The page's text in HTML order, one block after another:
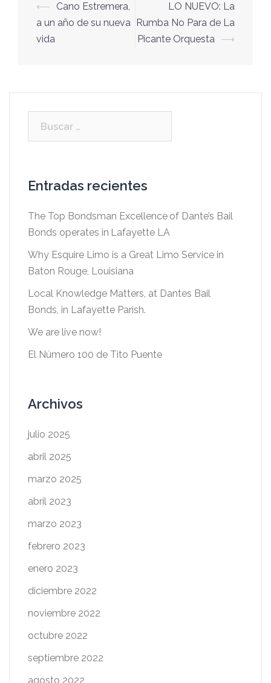
Navegación
de
entradas
⟵
Cano Estremera,
a un año de su nueva
vida
LO NUEVO: La
Rumba No Para de La
Picante Orquesta ⟶
Entradas recientes
The Top Bondsman Excellence of Dante’s Bail
Bonds operates in Lafayette LA
Why Esquire Limo is a Great Limo Service in
Baton Rouge, Louisiana
Local Knowledge Matters, at Dantes Bail
Bonds, in Lafayette Parish.
We are live now!
El Número 100 de Tito Puente
Archivos
julio 2025
abril 2025
marzo 2025
abril 2023
marzo 2023
febrero 2023
enero 2023
diciembre 2022
noviembre 2022
octubre 2022
septiembre 2022
agosto 2022